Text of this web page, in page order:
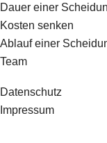
Dauer einer
Kosten senken
Ablauf einer
Team
Datenschutz
Impressum